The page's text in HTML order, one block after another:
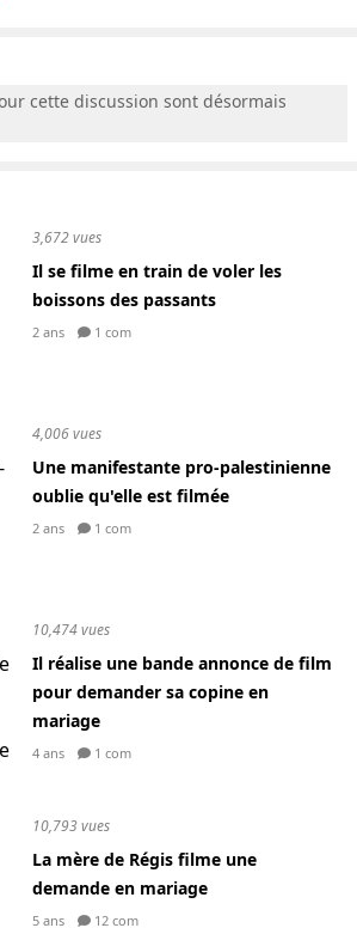
cette discussion sont désormais
3,672 vues
Il se filme en train de voler les
boissons des passants
2 ans 1 com
4,006 vues
Une manifestante pro-palestinienne
oublie qu'elle est filmée
2 ans 1 com
10,474 vues
Il réalise une bande annonce de film
pour demander sa copine en
mariage
4 ans 1 com
10,793 vues
La mère de Régis filme une
demande en mariage
5 ans 12 com